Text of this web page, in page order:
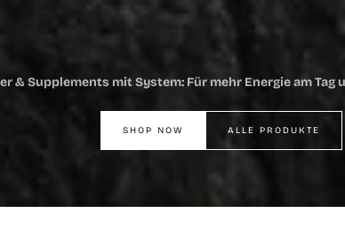
& Supplements mit System: Für mehr Energie am Tag
SHOP NOW ALLE PRODUKTE